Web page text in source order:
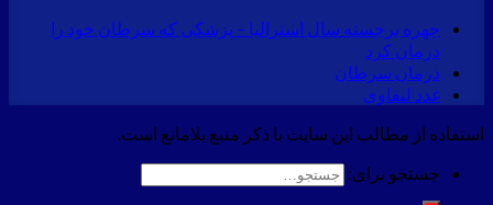
چهره برجسته سال استرالیا – پزشکی که سرطان خود را
درمان کرد
درمان سرطان
غدد لنفاوی
استفاده از مطالب این سایت با ذکر منبع بلامانع است.
جستجو برای: